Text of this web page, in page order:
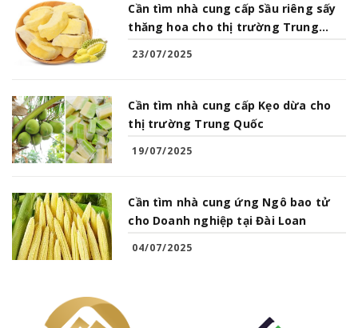
Cần tìm nhà cung cấp Sầu riêng sấy
thăng hoa cho thị trường Trung
23/07/2025
Cần tìm nhà cung cấp Kẹo dừa cho
thị trường Trung Quốc
19/07/2025
Cần tìm nhà cung ứng Ngô bao tử
cho Doanh nghiệp tại Đài Loan
04/07/2025